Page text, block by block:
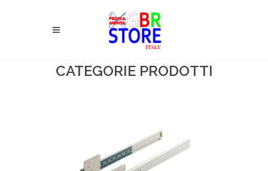
CATEGORIE PRODOTTI